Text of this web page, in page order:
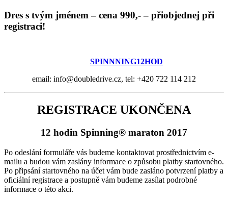
Dres s tvým jménem – cena 990,- – přiobjednej při
registraci!
SPINNNING12HOD
email: info@doubledrive.cz, tel: +420 722 114 212
REGISTRACE UKONČENA
12 hodin Spinning® maraton 2017
Po odeslání formuláře vás budeme kontaktovat prostřednictvím e-
mailu a budou vám zaslány informace o způsobu platby startovného.
Po připsání startovného na účet vám bude zasláno potvrzení platby a
oficiální registrace a postupně vám budeme zasílat podrobné
informace o této akci.